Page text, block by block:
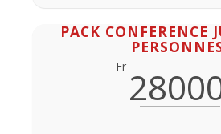
PACK CONFERENCE
Fr